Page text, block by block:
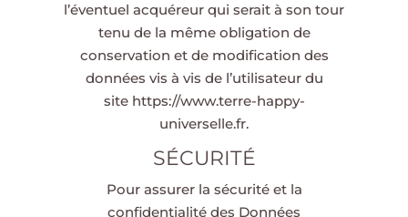
l’éventuel acquéreur qui serait à son tour
tenu de la même obligation de
conservation et de modification des
données vis à vis de l’utilisateur du
site https://www.terre-happy-
universelle.fr.
SÉCURITÉ
Pour assurer la sécurité et la
confidentialité des Données